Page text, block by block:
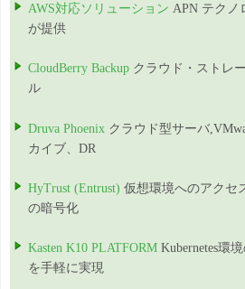
AWS対応ソリューション APN テクノ
が提供
CloudBerry Backup クラウド・ストレ
ル
Druva Phoenix クラウド型サーバ
カイブ、DR
HyTrust (Entrust) 仮想環境へのアクセ
の暗号化
Kasten K10 PLATFORM Kubernetes環
を手軽に実現